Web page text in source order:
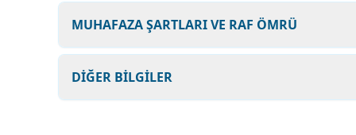
MUHAFAZA ŞARTLARI VE RAF ÖMRÜ
DİĞER BİLGİLER